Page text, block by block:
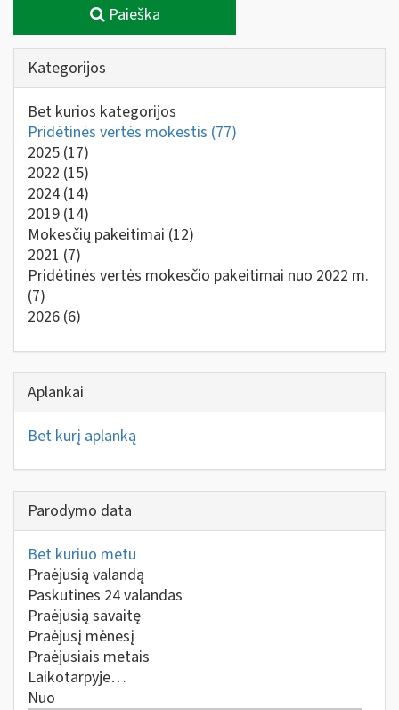
Paieška
Kategorijos
Bet kurios kategorijos
Pridėtinės vertės mokestis (77)
2025 (17)
2022 (15)
2024 (14)
2019 (14)
Mokesčių pakeitimai (12)
2021 (7)
Pridėtinės vertės mokesčio pakeitimai nuo 2022 m.
(7)
2026 (6)
Aplankai
Bet kurį aplanką
Parodymo data
Bet kuriuo metu
Praėjusią valandą
Paskutines 24 valandas
Praėjusią savaitę
Praėjusį mėnesį
Praėjusiais metais
Laikotarpyje…
Nuo